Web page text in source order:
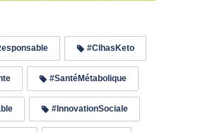
#ClhasKeto
#SantéMétabolique
#InnovationSociale